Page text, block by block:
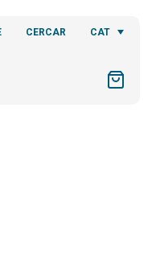
CERCAR CAT